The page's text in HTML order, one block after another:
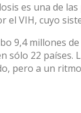
es una de
el VIH, cuyo
9,4 millones
sólo 22 países.
pero a un